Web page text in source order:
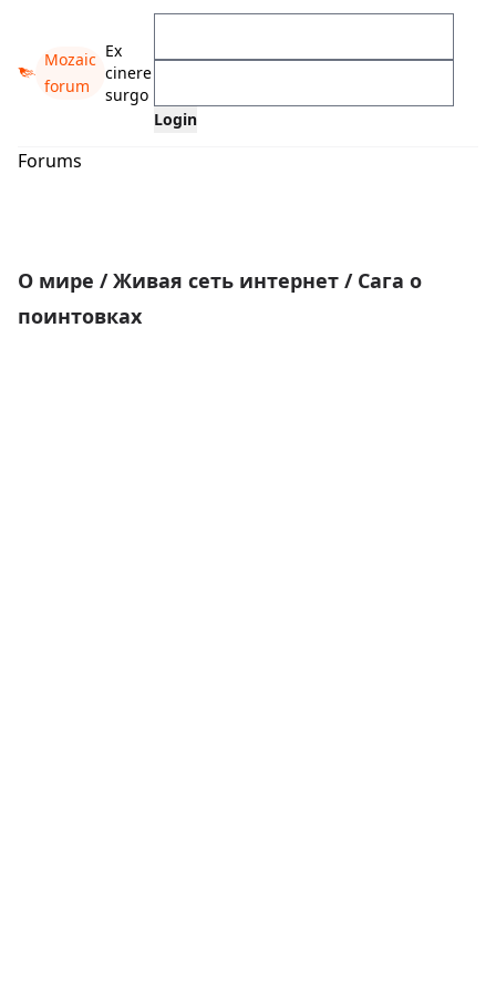
Mozaic
forum
Ex
cinere
surgo
Forums
О мире /Живая сеть интернет / Сага о
поинтовках